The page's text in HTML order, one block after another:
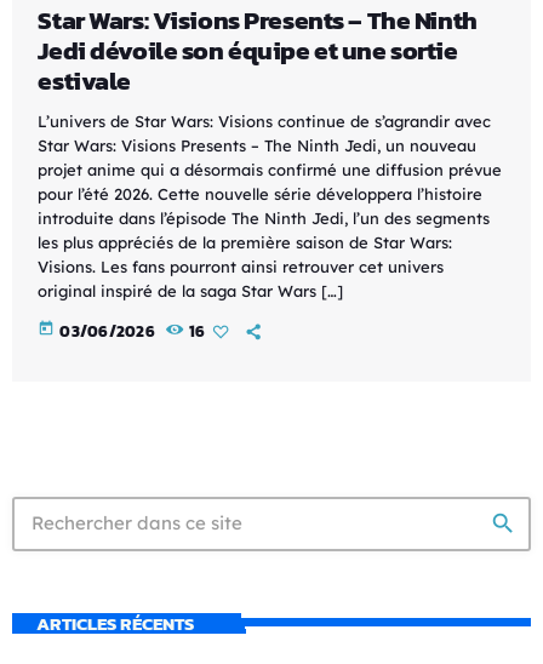
Star Wars: Visions Presents – The Ninth
Jedi dévoile son équipe et une sortie
estivale
L’univers de Star Wars: Visions continue de s’agrandir avec
Star Wars: Visions Presents – The Ninth Jedi, un nouveau
projet anime qui a désormais confirmé une diffusion prévue
pour l’été 2026. Cette nouvelle série développera l’histoire
introduite dans l’épisode The Ninth Jedi, l’un des segments
les plus appréciés de la première saison de Star Wars:
Visions. Les fans pourront ainsi retrouver cet univers
original inspiré de la saga Star Wars […]
today 03/06/2026 16
search
ARTICLES RÉCENTS